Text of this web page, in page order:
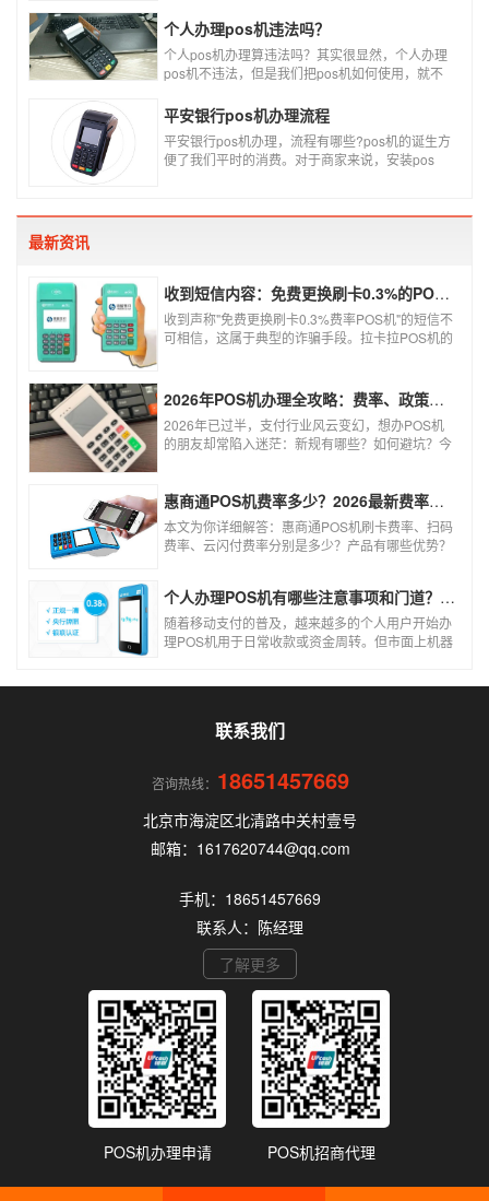
个人办理pos机违法吗？
个人pos机办理算违法吗？其实很显然，个人办理
pos机不违法，但是我们把pos机如何使用，就不
现，套现不换，那么我们这样使用pos机肯定就是
违法的，只有我们在安全的使用之下，我们的个人
办理的pos机才是正规的，但是自己刷自己信用卡
用自己的pos机，这样只是算违规，只要我们按时
干扰到他人，不恶意套现银行，那么我们的行为犯
平安银行pos机办理流程
平安银行pos机办理，流程有哪些?pos机的诞生方
便了我们平时的消费。对于商家来说，安装pos
最新资讯
收到短信内容：免费更换刷卡0.3%的POS机，可以相信吗？
收到声称"免费更换刷卡0.3%费率POS机"的短信不
可相信，这属于典型的诈骗手段。拉卡拉POS机的
风险。以下结合权威信息分析原因及应对建议：2026年POS机办理全攻略：费率、政策、避坑一篇讲清
2026年已过半，支付行业风云变幻，想办POS机
的朋友却常陷入迷茫：新规有哪些？如何避坑？今
使用！
惠商通POS机费率多少？2026最新费率标准及办理全攻略
本文为你详细解答：惠商通POS机刷卡费率、扫码
费率、云闪付费率分别是多少？产品有哪些优势？
个人办理POS机有哪些注意事项和门道？（2026最新避坑指南）
随着移动支付的普及，越来越多的个人用户开始办
理POS机用于日常收款或资金周转。但市面上机器
联系我们
咨询热线： 18651457669
北京市海淀区北清路中关村壹号
邮箱：1617620744@qq.com
手机：18651457669
联系人：陈经理
了解更多
POS机办理申请 POS机招商代理